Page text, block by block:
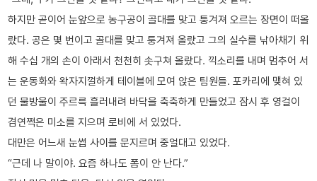
하지만 곧이어 눈앞으로 농구공이 골대를 맞고 퉁겨져 오르는 장면이 떠올
랐다. 공은 몇 번이고 골대를 맞고 퉁겨져 올랐고 그의 실수를 낚아채기 위
해 수십 개의 손이 아래서 천천히 솟구쳐 올랐다. 끽소리를 내며 멈추어 서
는 운동화와 왁자지껄하게 테이블에 모여 앉은 팀원들. 포카리에 맺혀 있
던 물방울이 주르륵 흘러내려 바닥을 축축하게 만들었고 잠시 후 영걸이
겸연쩍은 미소를 지으며 로비에 서 있었다.
대만은 어느새 눈썹 사이를 문지르며 중얼대고 있었다.
“근데 나 말이야. 요즘 하나도 폼이 안 난다.”